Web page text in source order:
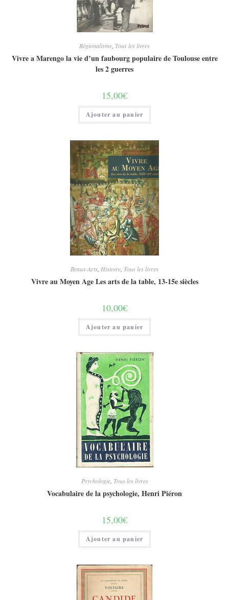
Régionalisme Tous les livres
Vivre a Marengo la vie d’un faubourg populaire de Toulouse entre
les 2 guerres
15,00€
Ajouter au panier
Beaux-Arts Histoire Tous les livres
Vivre au Moyen Age Les arts de la table, 13-15e siècles
10,00€
Ajouter au panier
Psychologie, Tous les livres
Vocabulaire de la psychologie, Henri Piéron
15,00€
Ajouter au panier